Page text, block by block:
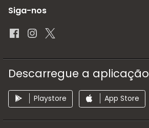
Siga-nos
Descarregue a aplicação
Playstore App Store